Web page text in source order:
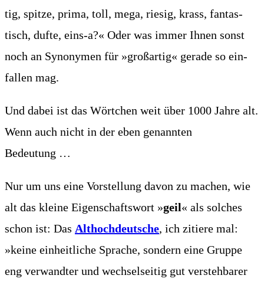
tig, spit­ze, pri­ma, toll, mega, rie­sig, krass, fan­tas­
tisch, duf­te, eins‑a?« Oder was immer Ihnen sonst
noch an Syn­ony­men für »groß­ar­tig« gera­de so ein­
fal­len mag.
Und dabei ist das Wört­chen weit über 1000 Jah­re alt.
Wenn auch nicht in der eben genann­ten
Bedeutung …
Nur um uns eine Vor­stel­lung davon zu machen, wie
alt das klei­ne Eigen­schafts­wort »geil« als sol­ches
schon ist: Das Alt­hoch­deut­sche, ich zitie­re mal:
»kei­ne ein­heit­li­che Spra­che, son­dern eine Grup­pe
eng ver­wand­ter und wech­sel­sei­tig gut ver­steh­ba­rer